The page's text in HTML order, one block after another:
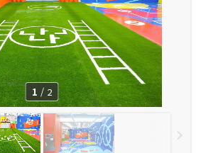
1 / 2